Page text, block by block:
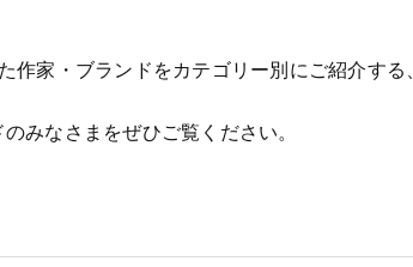
作家・ブランドをカテゴリー別にご紹介する
みなさまをぜひご覧ください。